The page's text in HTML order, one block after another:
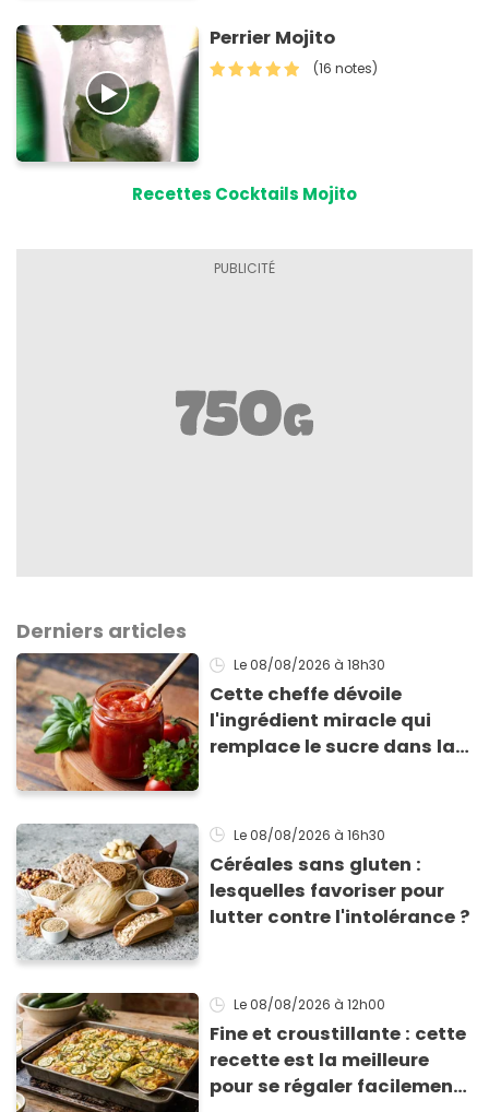
Perrier Mojito
(16 notes)
Recettes Cocktails Mojito
Derniers articles
Le 08/08/2026 à 18h30
Cette cheffe dévoile
l'ingrédient miracle qui
remplace le sucre dans la
Le 08/08/2026 à 16h30
Céréales sans gluten :
lesquelles favoriser pour
lutter contre l'intolérance ?
Le 08/08/2026 à 12h00
Fine et croustillante : cette
recette est la meilleure
pour se régaler facilement